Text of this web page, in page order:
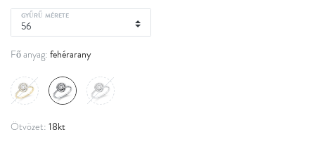
GYŰRŰ MÉRETE
Fő anyag: fehérarany
Ötvözet: 18kt